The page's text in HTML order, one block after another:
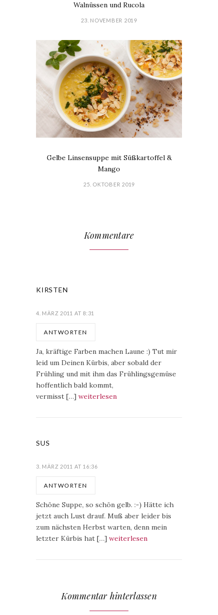
Walnüssen und Rucola
23. NOVEMBER 2019
Gelbe Linsensuppe mit Süßkartoffel &
Mango
25. OKTOBER 2019
Kommentare
KIRSTEN
4. MÄRZ 2011 AT 8:31
ANTWORTEN
Ja, kräftige Farben machen Laune :) Tut mir
leid um Deinen Kürbis, aber sobald der
Frühling und mit ihm das Frühlingsgemüse
hoffentlich bald kommt,
vermisst […] weiterlesen
SUS
3. MÄRZ 2011 AT 16:36
ANTWORTEN
Schöne Suppe, so schön gelb. :-) Hätte ich
jetzt auch Lust drauf. Muß aber leider bis
zum nächsten Herbst warten, denn mein
letzter Kürbis hat […] weiterlesen
Kommentar hinterlassen